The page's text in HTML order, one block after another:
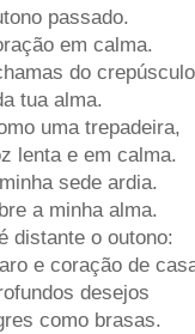
passado.
em calma.
do
tua alma.
uma trepadeira,
lenta e em calma.
sede ardia.
a minha alma.
distante o outono:
e coração de
desejos
como brasas.